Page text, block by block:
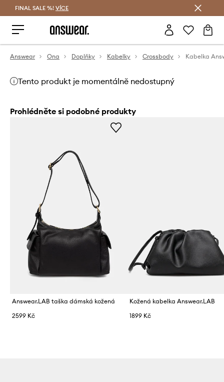
FINAL SALE %! VÍCE
Answear Ona Doplňky Kabelky Crossbody Kabelka
Tento produkt je momentálně nedostupný
Prohlédněte si podobné produkty
Answear.LAB taška dámská kožená
2599 Kč
Kožená kabelka Answear.LAB
1899 Kč